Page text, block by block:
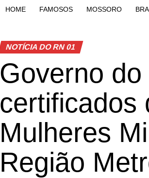
HOME FAMOSOS MOSSORO
NOTÍCIA DO RN 01
Governo
certificados
Mulheres
Região